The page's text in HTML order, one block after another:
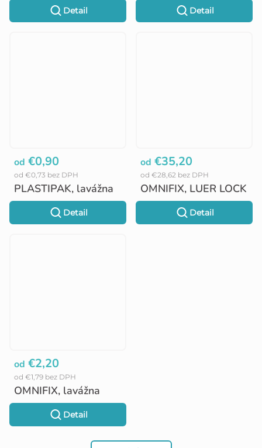
Detail Detail
PLASTIPAK, lavážna
od €0,73 bez DPH
od €0,90
Detail
OMNIFIX, LUER LOCK
od €28,62 bez DPH
od €35,20
Detail
OMNIFIX, lavážna
od €1,79 bez DPH
od €2,20
Detail